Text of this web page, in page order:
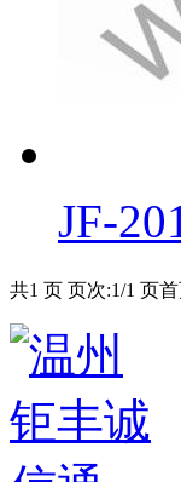
JF-
共1 页 页次:1/1 页